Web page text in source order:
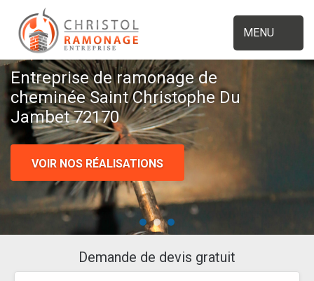
MENU
Entreprise de ramonage de
cheminée Saint Christophe Du
Jambet 72170
VOIR NOS RÉALISATIONS
Demande de devis gratuit